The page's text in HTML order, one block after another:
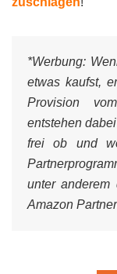
*Werbung:
etwas kaufst,
Provision
entstehen
frei ob und
unter
Amazon